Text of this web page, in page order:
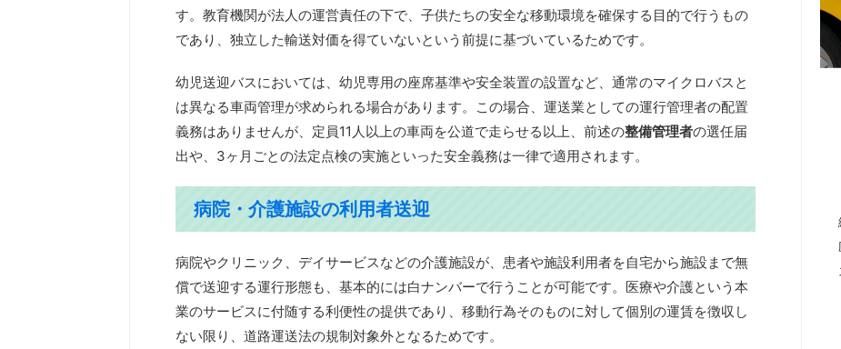
す。教育機関が法人の運営責任の下で、子供たちの安全な移動環境を確保する目的で行うもの
であり、独立した輸送対価を得ていないという前提に基づいているためです。
幼児送迎バスにおいては、幼児専用の座席基準や安全装置の設置など、通常のマイクロバスと
は異なる車両管理が求められる場合があります。この場合、運送業としての運行管理者の配置
義務はありませんが、定員11人以上の車両を公道で走らせる以上、前述の整備管理者の選任届
出や、3ヶ月ごとの法定点検の実施といった安全義務は一律で適用されます。
病院・介護施設の利用者送迎
病院やクリニック、デイサービスなどの介護施設が、患者や施設利用者を自宅から施設まで無
償で送迎する運行形態も、基本的には白ナンバーで行うことが可能です。医療や介護という本
業のサービスに付随する利便性の提供であり、移動行為そのものに対して個別の運賃を徴収し
ない限り、道路運送法の規制対象外となるためです。